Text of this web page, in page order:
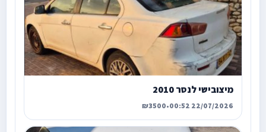
מיצובישי לנסר 2010
22/07/2026 00:52
•
₪3500